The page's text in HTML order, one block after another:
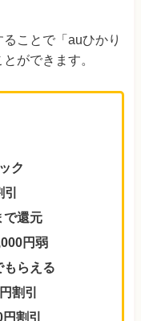
ことで「auひかり
ができます。
ク
で還元
円弱
らえる
割引
割引